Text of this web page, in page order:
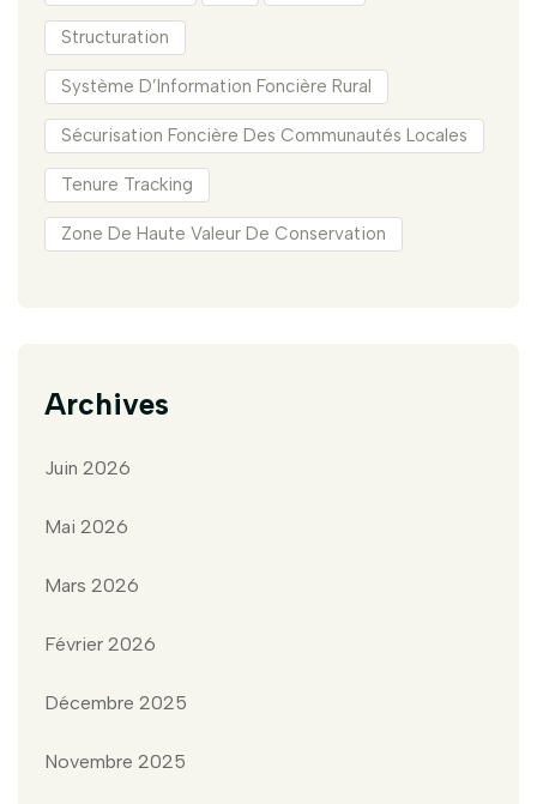
Structuration
Système D’Information Foncière Rural
Sécurisation Foncière Des Communautés Locales
Tenure Tracking
Zone De Haute Valeur De Conservation
Archives
Juin 2026
Mai 2026
Mars 2026
Février 2026
Décembre 2025
Novembre 2025